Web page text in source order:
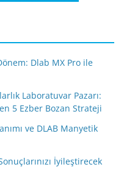
Dlab MX Pro ile
Laboratuvar Pazarı:
5 Ezber Bozan Strateji
ve DLAB Manyetik
İyileştirecek